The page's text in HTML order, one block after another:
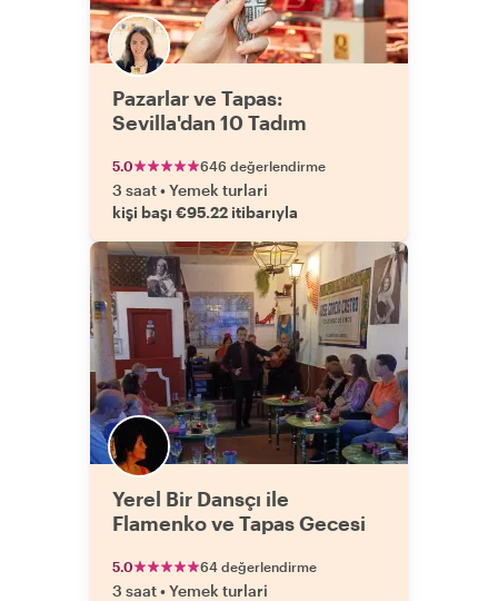
Pazarlar ve Tapas:
Sevilla'dan 10 Tadım
5.0 646 değerlendirme
3 saat•Yemek turlari
kişi başı €95.22 itibarıyla
Yerel Bir Dansçı ile
Flamenko ve Tapas Gecesi
5.0 64 değerlendirme
3 saat•Yemek turlari